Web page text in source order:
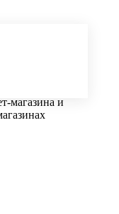
магазина и